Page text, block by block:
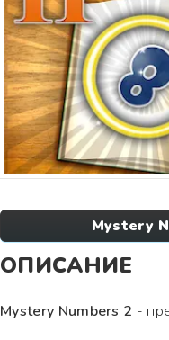
Mystery
ОПИСАНИЕ
Mystery Numbers 2 -